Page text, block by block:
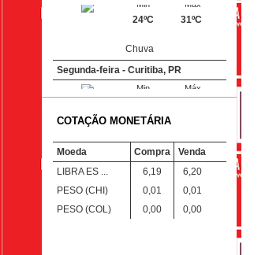
Segunda-feira - Curitiba, PR
20ºC
Chuva
Máx
Min
Chuva
COTAÇÃO MONETÁRIA
Moeda Compra
Venda
LIBRA ES ...
6,19
6,20
PESO (CHI)
0,01
0,01
PESO (COL)
0,00 0,00